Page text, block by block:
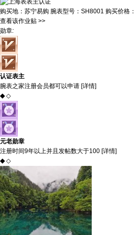
购买地： 苏宁易购 腕表型号： SH8001 购买价格：
查看该作业贴 >>
勋章:
认证表主
腕表之家注册会员都可以申请 [详情]
◆ ◇
元老勋章
注册时间9年以上并且发帖数大于100 [详情]
◆ ◇